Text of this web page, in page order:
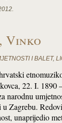
Vinko
I BALET,
22. I. 1890
narodnu
Zagrebu.
unaprijedio